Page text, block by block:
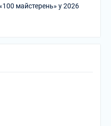
майстерень» у 2026